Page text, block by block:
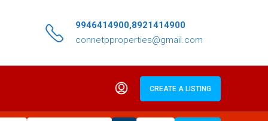
9946414900,8921414900
connetpproperties@gmail.com
CREATE A LISTING